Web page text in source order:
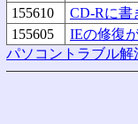
155610
CD-Rに書
155605
IEの修復
パソコントラブル解